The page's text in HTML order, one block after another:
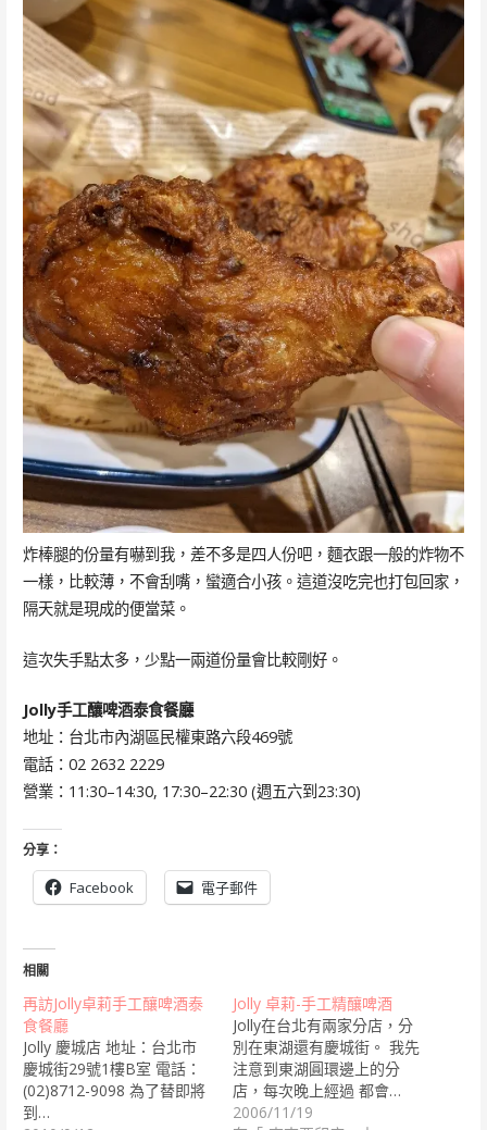
炸棒腿的份量有嚇到我，差不多是四人份吧，麵衣跟一般的炸物不
一樣，比較薄，不會刮嘴，蠻適合小孩。這道沒吃完也打包回家，
隔天就是現成的便當菜。
這次失手點太多，少點一兩道份量會比較剛好。
Jolly手工釀啤酒泰食餐廳
地址：台北市內湖區民權東路六段469號
電話：02 2632 2229
營業：11:30–14:30, 17:30–22:30 (週五六到23:30)
分享：
Facebook 電子郵件
相關
再訪Jolly卓莉手工釀啤酒泰
食餐廳
Jolly 慶城店 地址：台北市
慶城街29號1樓B室 電話：
(02)8712-9098 為了替即將
到…
Jolly 卓莉-手工精釀啤酒
Jolly在台北有兩家分店，分
別在東湖還有慶城街。 我先
注意到東湖圓環邊上的分
店，每次晚上經過 都會…
2006/11/19